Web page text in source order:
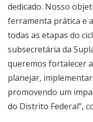
dedicado. Nosso
ferramenta prática e
todas as etapas do
subsecretária da
queremos fortalecer
planejar,
promovendo um
do Distrito Federal”,